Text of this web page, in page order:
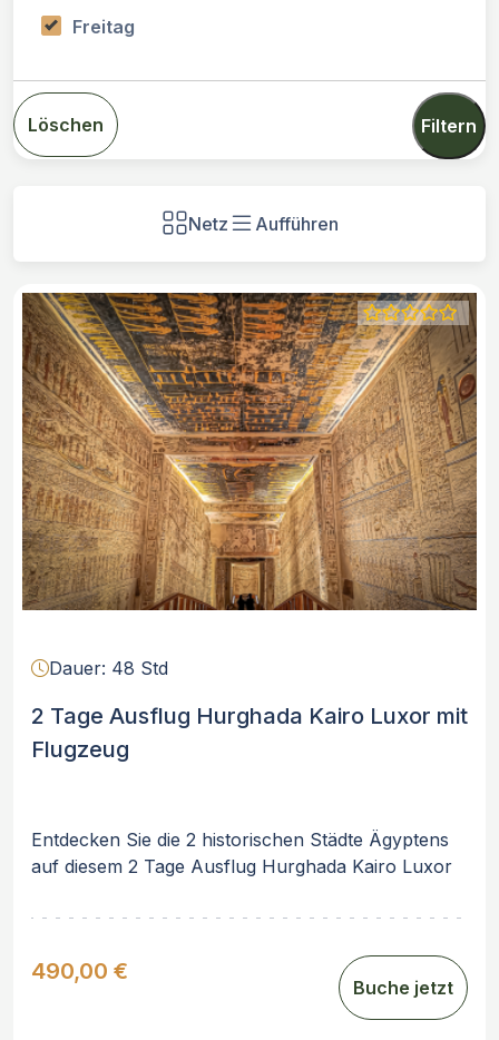
Freitag
Löschen Filtern
Netz Aufführen
Dauer: 48 Std
2 Tage Ausflug Hurghada Kairo Luxor mit
Flugzeug
Entdecken Sie die 2 historischen Städte Ägyptens
auf diesem 2 Tage Ausflug Hurghada Kairo Luxor
490,00 €
Buche jetzt